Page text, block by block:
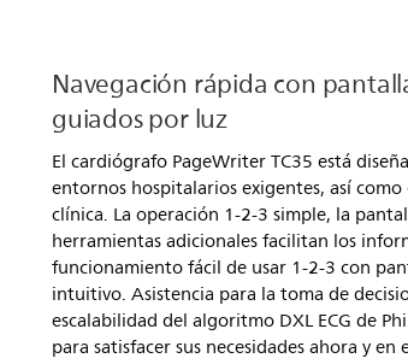
Navegación rápida con
guiados por luz
El cardiógrafo PageWriter TC35 está
entornos hospitalarios exigentes, así
clínica. La operación 1-2-3 simple, la
herramientas adicionales facilitan los
funcionamiento fácil de usar 1-2-3 con
intuitivo. Asistencia para la toma de
escalabilidad del algoritmo DXL ECG de
para satisfacer sus necesidades ahora y